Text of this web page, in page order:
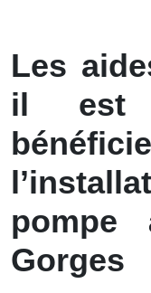
Les
il est
pompe
Gorges